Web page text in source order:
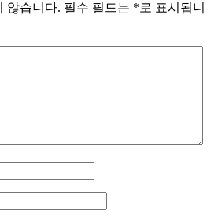
않습니다. 필수 필드는 *로 표시됩니